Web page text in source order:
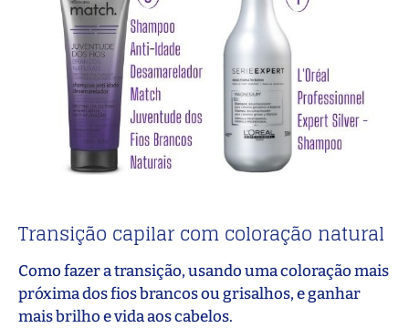
Transição capilar com coloração natural
Como fazer a transição, usando uma coloração mais
próxima dos fios brancos ou grisalhos, e ganhar
mais brilho e vida aos cabelos.